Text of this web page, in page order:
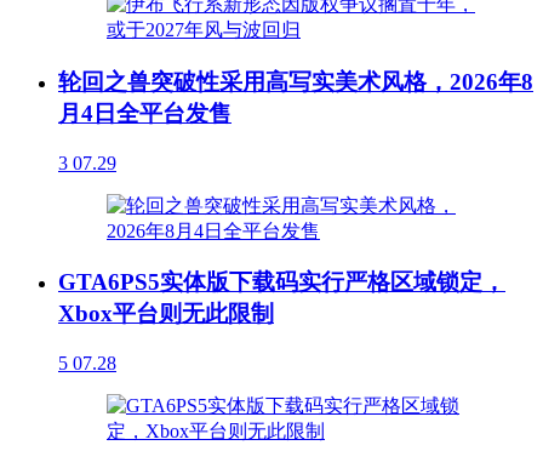
轮回之兽突破性采用高写实美术风格，2026年8
月4日全平台发售
3 07.29
GTA6PS5实体版下载码实行严格区域锁定，
Xbox平台则无此限制
5 07.28